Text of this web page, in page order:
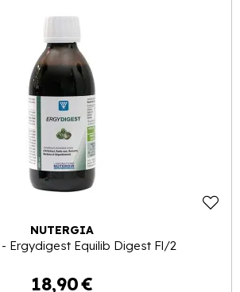
NUTERGIA
Ergydigest Equilib Digest Fl/2
18,90€